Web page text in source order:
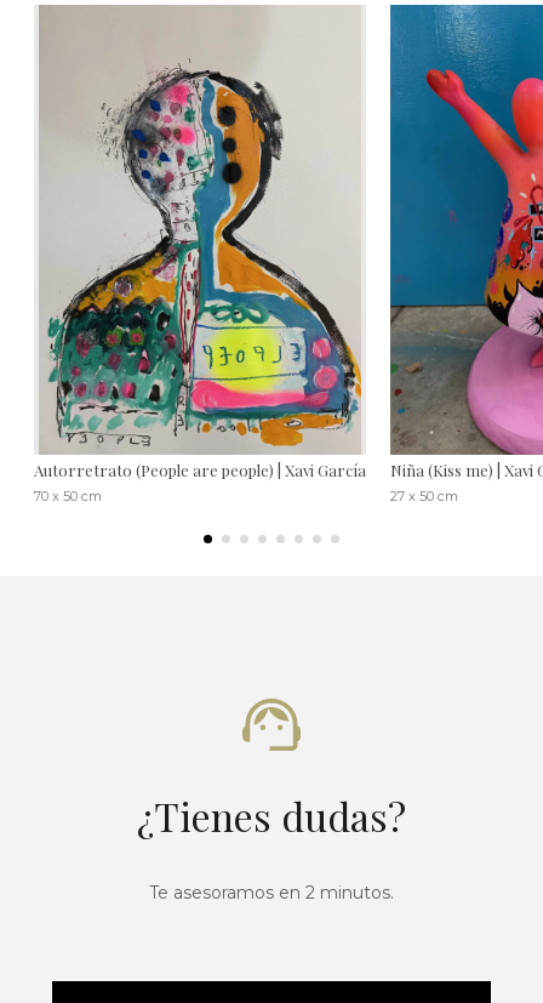
Autorretrato (People are people) | Xavi García
70 x 50 cm
Niña (Kiss me) | Xavi
27 x 50 cm
¿Tienes dudas?
Te asesoramos en 2 minutos.